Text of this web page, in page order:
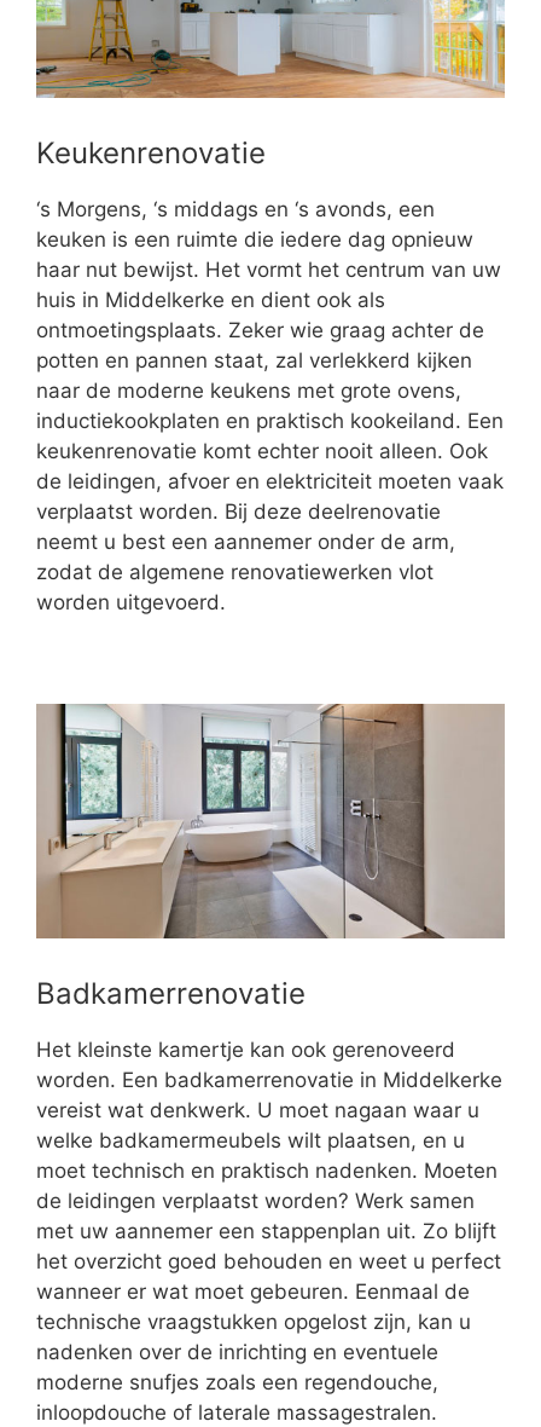
Keukenrenovatie
‘s Morgens, ‘s middags en ‘s avonds, een
keuken is een ruimte die iedere dag opnieuw
haar nut bewijst. Het vormt het centrum van uw
huis in Middelkerke en dient ook als
ontmoetingsplaats. Zeker wie graag achter de
potten en pannen staat, zal verlekkerd kijken
naar de moderne keukens met grote ovens,
inductiekookplaten en praktisch kookeiland. Een
keukenrenovatie komt echter nooit alleen. Ook
de leidingen, afvoer en elektriciteit moeten vaak
verplaatst worden. Bij deze deelrenovatie
neemt u best een aannemer onder de arm,
zodat de algemene renovatiewerken vlot
worden uitgevoerd.
Badkamerrenovatie
Het kleinste kamertje kan ook gerenoveerd
worden. Een badkamerrenovatie in Middelkerke
vereist wat denkwerk. U moet nagaan waar u
welke badkamermeubels wilt plaatsen, en u
moet technisch en praktisch nadenken. Moeten
de leidingen verplaatst worden? Werk samen
met uw aannemer een stappenplan uit. Zo blijft
het overzicht goed behouden en weet u perfect
wanneer er wat moet gebeuren. Eenmaal de
technische vraagstukken opgelost zijn, kan u
nadenken over de inrichting en eventuele
moderne snufjes zoals een regendouche,
inloopdouche of laterale massagestralen.